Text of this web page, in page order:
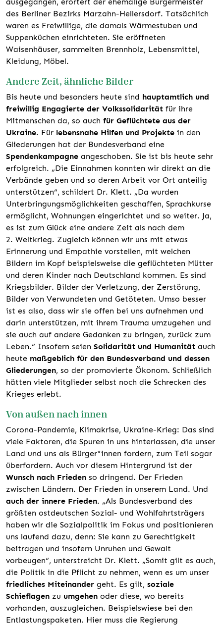
des Berliner Bezirks Marzahn-Hellersdorf. Tatsächlich
waren es Freiwillige, die damals Wärmestuben und
Suppenküchen einrichteten. Sie eröffneten
Waisenhäuser, sammelten Brennholz, Lebensmittel,
Kleidung, Möbel.
Andere Zeit, ähnliche Bilder
Bis heute und besonders heute sind hauptamtlich und
freiwillig Engagierte der Volkssolidarität für ihre
Mitmenschen da, so auch für Geflüchtete aus der
Ukraine. Für lebensnahe Hilfen und Projekte in den
Gliederungen hat der Bundesverband eine
Spendenkampagne angeschoben. Sie ist bis heute sehr
erfolgreich. „Die Einnahmen konnten wir direkt an die
Verbände geben und so deren Arbeit vor Ort anteilig
unterstützen“, schildert Dr. Klett. „Da wurden
Unterbringungsmöglichkeiten geschaffen, Sprachkurse
ermöglicht, Wohnungen eingerichtet und so weiter. Ja,
es ist zum Glück eine andere Zeit als nach dem
2. Weltkrieg. Zugleich können wir uns mit etwas
Erinnerung und Empathie vorstellen, mit welchen
Bildern im Kopf beispielsweise die geflüchteten Mütter
und deren Kinder nach Deutschland kommen. Es sind
Kriegsbilder. Bilder der Verletzung, der Zerstörung,
Bilder von Verwundeten und Getöteten. Umso besser
ist es also, dass wir sie offen bei uns aufnehmen und
darin unterstützen, mit ihrem Trauma umzugehen und
sie auch auf andere Gedanken zu bringen, zurück zum
Leben.“ Insofern seien Solidarität und Humanität auch
heute maßgeblich für den Bundesverband und dessen
Gliederungen, so der promovierte Ökonom. Schließlich
hätten viele Mitglieder selbst noch die Schrecken des
Krieges erlebt.
Von außen nach innen
Corona-Pandemie, Klimakrise, Ukraine-Krieg: Das sind
viele Faktoren, die Spuren in uns hinterlassen, die unser
Land und uns als Bürger*innen fordern, zum Teil sogar
überfordern. Auch vor diesem Hintergrund ist der
Wunsch nach Frieden so dringend. Der Frieden
zwischen Ländern. Der Frieden in unserem Land. Und
auch der innere Frieden. „Als Bundesverband des
größten ostdeutschen Sozial- und Wohlfahrtsträgers
haben wir die Sozialpolitik im Fokus und positionieren
uns laufend dazu, denn: Sie kann zu Gerechtigkeit
beitragen und insofern Unruhen und Gewalt
vorbeugen“, unterstreicht Dr. Klett. „Somit gilt es auch,
die Politik in die Pflicht zu nehmen, wenn es um unser
friedliches Miteinander geht. Es gilt, soziale
Schieflagen zu umgehen oder diese, wo bereits
vorhanden, auszugleichen. Beispielswiese bei den
Entlastungspaketen. Hier muss die Regierung